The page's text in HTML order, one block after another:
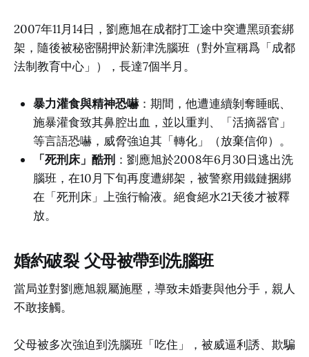
2007年11月14日，劉應旭在成都打工途中突遭黑頭套綁
架，隨後被秘密關押於新津洗腦班（對外宣稱爲「成都
法制教育中心」），長達7個半月。
暴力灌食與精神恐嚇：期間，他遭連續剝奪睡眠、
施暴灌食致其鼻腔出血，並以重判、「活摘器官」
等言語恐嚇，威脅強迫其「轉化」（放棄信仰）。
「死刑床」酷刑 ：劉應旭於2008年6月30日逃出洗
腦班，在10月下旬再度遭綁架，被警察用鐵鏈捆綁
在「死刑床」上強行輸液。絕食絕水21天後才被釋
放。
婚約破裂 父母被帶到洗腦班
當局並對劉應旭親屬施壓，導致未婚妻與他分手，親人
不敢接觸。
父母被多次強迫到洗腦班「吃住」，被威逼利誘、欺騙